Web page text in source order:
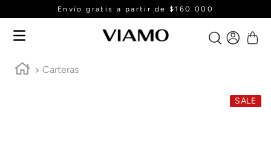
Envío gratis a partir de $160.000
Carteras
SALE